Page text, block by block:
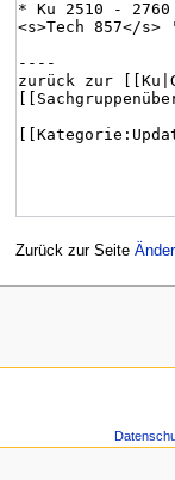
Zurück zur Seite